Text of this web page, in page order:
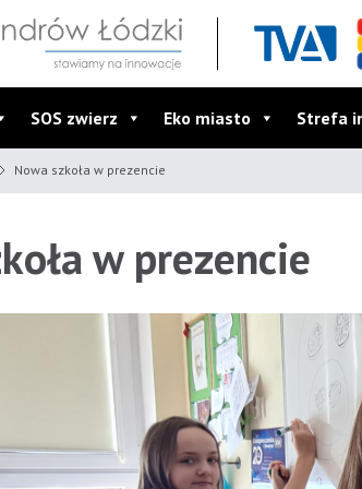
SOS zwierz Eko miasto Strefa
Nowa szkoła w prezencie
w prezencie